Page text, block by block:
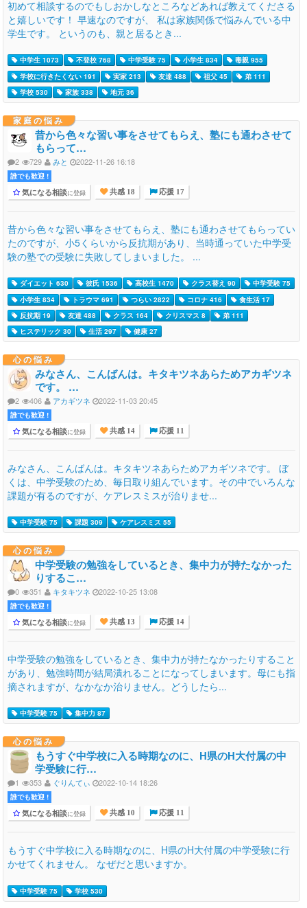
初めて相談するのでもしおかしなところなどあれば教えてくださる
と嬉しいです！ 早速なのですが、 私は家族関係で悩みんでいる中
学生です。 というのも、親と居るとき...
中学生 1073 不登校 768 中学受験 75 小学生 834
毒親 955
学校に行きたくない 191
実家 213 友達 488 祖父 45
弟 111
学校 530
家族 338 地元 36
家庭の悩み
昔から色々な習い事をさせてもらえ、塾にも通わさせて
もらって…
2 729 みと 2022-11-26 16:18
誰でも歓迎 !
気になる相談に登録 共感 18 応援 17
昔から色々な習い事をさせてもらえ、塾にも通わさせてもらってい
たのですが、小5くらいから反抗期があり、当時通っていた中学受
験の塾での受験に失敗してしまいました。 ...
ダイエット 630 彼氏 1536 高校生 1470 クラス替え 90
中学受験 75
小学生 834
トラウマ 691 つらい 2822 コロナ 416
食生活 17
反抗期 19
友達 488 クラス 164 クリスマス 8
弟 111
ヒステリック 30
生活 297 健康 27
心の悩み
みなさん、こんばんは。キタキツネあらためアカギツネ
です。 …
2 406 アカギツネ 2022-11-03 20:45
誰でも歓迎 !
気になる相談に登録 共感 14 応援 11
みなさん、こんばんは。キタキツネあらためアカギツネです。 ぼ
くは、中学受験のため、毎日取り組んでいます。その中でいろんな
課題が有るのですが、ケアレスミスが治りませ...
中学受験 75 課題 309 ケアレスミス 55
心の悩み
中学受験の勉強をしているとき、集中力が持たなかった
りするこ…
0 351 キタキツネ 2022-10-25 13:08
誰でも歓迎 !
気になる相談に登録 共感 13 応援 14
中学受験の勉強をしているとき、集中力が持たなかったりすること
があり、勉強時間が結局潰れることになってしまいます。母にも指
摘されますが、なかなか治りません。どうしたら...
中学受験 75 集中力 87
心の悩み
もうすぐ中学校に入る時期なのに、H県のH大付属の中
学受験に行…
1 353 ぐりんてぃ 2022-10-14 18:26
誰でも歓迎 !
気になる相談に登録 共感 10 応援 11
もうすぐ中学校に入る時期なのに、H県のH大付属の中学受験に行
かせてくれません。 なぜだと思いますか。
中学受験 75 学校 530